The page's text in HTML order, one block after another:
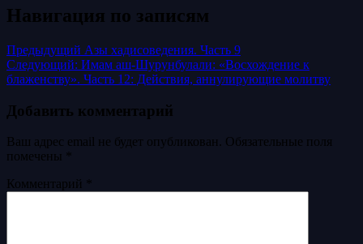
Навигация по записям
Предыдущий Азы хадисоведения. Часть 9
Следующий: Имам аш-Шурунбулали: «Восхождение к
блаженству». Часть 12: Действия, аннулирующие молитву
Добавить комментарий
Ваш адрес email не будет опубликован.
Обязательные поля
помечены
Комментарий